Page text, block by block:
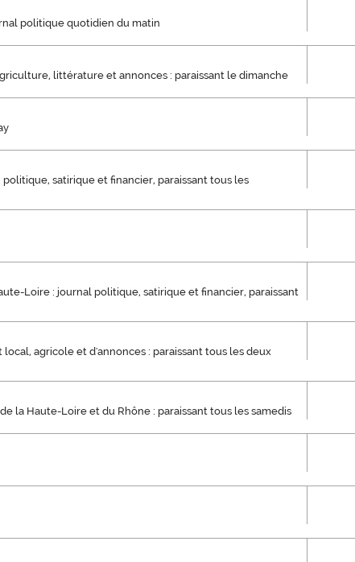
politique quotidien du matin
littérature et annonces : paraissant le dimanche
satirique et financier, paraissant tous les
Loire : journal politique, satirique et financier, paraissant
agricole et d'annonces : paraissant tous les deux
la Haute-Loire et du Rhône : paraissant tous les samedis